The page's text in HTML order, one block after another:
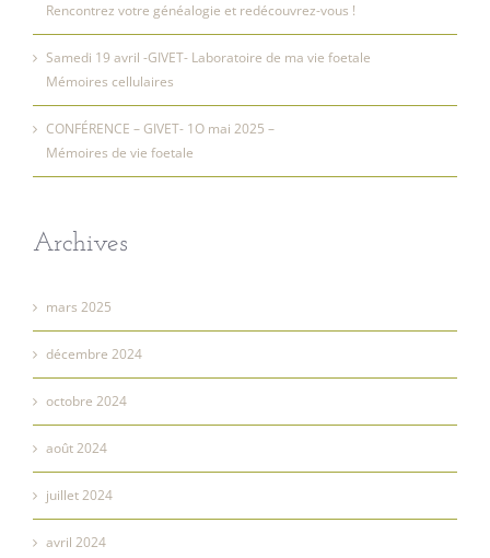
Rencontrez votre généalogie et redécouvrez-vous !
Samedi 19 avril -GIVET- Laboratoire de ma vie foetale
Mémoires cellulaires
CONFÉRENCE – GIVET- 1O mai 2025 –
Mémoires de vie foetale
Archives
mars 2025
décembre 2024
octobre 2024
août 2024
juillet 2024
avril 2024